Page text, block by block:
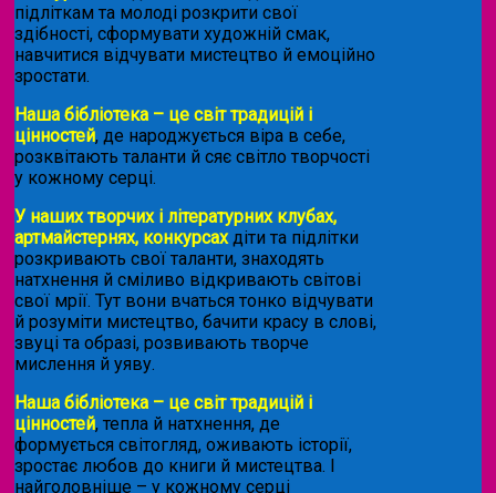
підліткам та молоді розкрити свої
здібності, сформувати художній смак,
навчитися відчувати мистецтво й емоційно
зростати.
Наша бібліотека – це світ традицій і
цінностей, де народжується віра в себе,
розквітають таланти й сяє світло творчості
у кожному серці.
У наших творчих і літературних клубах,
артмайстернях, конкурсахдіти та підлітки
розкривають свої таланти, знаходять
натхнення й сміливо відкривають світові
свої мрії. Тут вони вчаться тонко відчувати
й розуміти мистецтво, бачити красу в слові,
звуці та образі, розвивають творче
мислення й уяву.
Наша бібліотека – це світ традицій і
цінностей, тепла й натхнення, де
формується світогляд, оживають історії,
зростає любов до книги й мистецтва. І
найголовніше – у кожному серці